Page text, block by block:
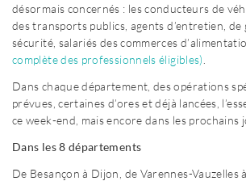
désormais concernés : les conducteurs de
des transports publics, agents d’entretien,
sécurité, salariés des commerces
complète des professionnels éligibles)
Dans chaque département, des opérations
prévues, certaines d’ores et déjà lancées,
ce week-end, mais encore dans les prochains
Dans les 8 départements
De Besançon à Dijon, de Varennes-Vauzelles